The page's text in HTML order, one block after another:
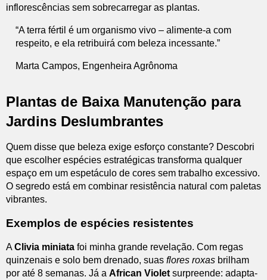
inflorescências sem sobrecarregar as plantas.
“A terra fértil é um organismo vivo – alimente-a com
respeito, e ela retribuirá com beleza incessante.”
Marta Campos, Engenheira Agrônoma
Plantas de Baixa Manutenção para
Jardins Deslumbrantes
Quem disse que beleza exige esforço constante? Descobri
que escolher espécies estratégicas transforma qualquer
espaço em um espetáculo de cores sem trabalho excessivo.
O segredo está em combinar resistência natural com paletas
vibrantes.
Exemplos de espécies resistentes
AClivia miniata foi minha grande revelação. Com regas
quinzenais e solo bem drenado, suas flores roxas brilham
por até 8 semanas. Já a African Violet surpreende: adapta-